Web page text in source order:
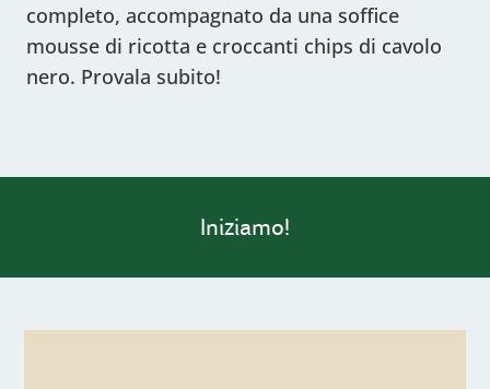
completo, accompagnato da una soffice
mousse di ricotta e croccanti chips di cavolo
nero. Provala subito!
Iniziamo!